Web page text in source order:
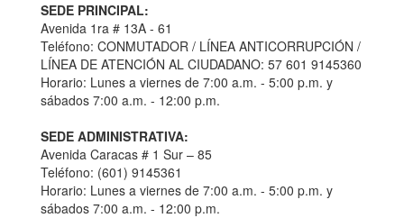
SEDE PRINCIPAL:
Avenida 1ra # 13A - 61
Teléfono: CONMUTADOR / LÍNEA ANTICORRUPCIÓN /
LÍNEA DE ATENCIÓN AL CIUDADANO: 57 601 9145360
Horario: Lunes a viernes de 7:00 a.m. - 5:00 p.m. y
sábados 7:00 a.m. - 12:00 p.m.
SEDE ADMINISTRATIVA:
Avenida Caracas # 1 Sur – 85
Teléfono: (601) 9145361
Horario: Lunes a viernes de 7:00 a.m. - 5:00 p.m. y
sábados 7:00 a.m. - 12:00 p.m.